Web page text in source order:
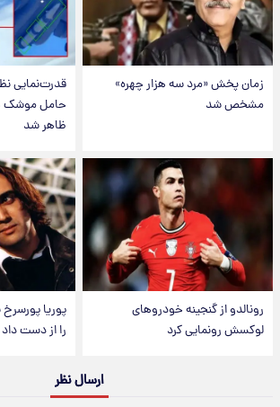
زمان پخش «مرد سه هزار چهره»
مشخص شد
قدرت‌نمایی
حامل موشک
ظاهر شد
رونالدو از گنجینه خودروهای
لوکسش رونمایی کرد
پوریا
را از دست
ارسال نظر